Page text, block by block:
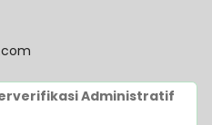
Administratif